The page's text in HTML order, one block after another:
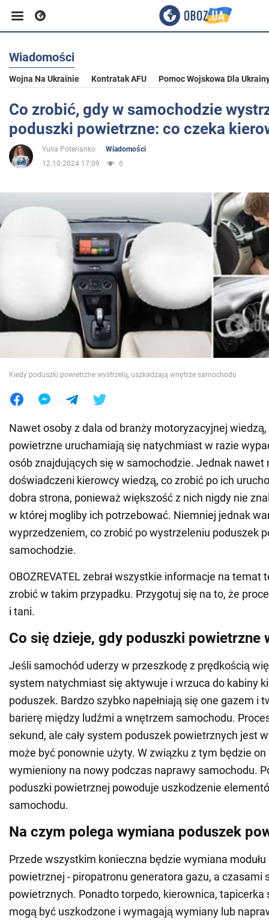
Biznes
Sport
Rozrywka
Społeczeństwo
Wojna na Ukrainie
Jedzenie
Wiadomości
Wojna Na Ukrainie Kontratak AFU Pomoc Wojskowa Dla
Co zrobić, gdy w samochodzie
poduszki powietrzne: co czeka
Yulia Poterianko
Wiadomości
12.10.2024 17:09
6
Kiedy poduszki powietrzne wystrzelą, uszkadzają wnętrze samochodu
Nawet osoby z dala od branży motoryzacyjnej
powietrzne uruchamiają się natychmiast w razie
osób znajdujących się w samochodzie. Jednak nawet
doświadczeni kierowcy wiedzą, co zrobić po ich
dobra strona, ponieważ większość z nich nigdy nie
w której mogliby ich potrzebować. Niemniej jednak
wyprzedzeniem, co zrobić po wystrzeleniu poduszek
samochodzie.
OBOZREVATEL zebrał wszystkie informacje na temat
zrobić w takim przypadku. Przygotuj się na to, że
i tani.
Co się dzieje, gdy poduszki powietrzne
Jeśli samochód uderzy w przeszkodę z prędkością
system natychmiast się aktywuje i wrzuca do kabiny
poduszek. Bardzo szybko napełniają się one gazem i
barierę między ludźmi a wnętrzem samochodu.
sekund, ale cały system poduszek powietrznych jest
może być ponownie użyty. W związku z tym będzie on
wymieniony na nowy podczas naprawy samochodu.
poduszki powietrznej powoduje uszkodzenie
samochodu.
Na czym polega wymiana poduszek
Przede wszystkim konieczna będzie wymiana
powietrznej - piropatronu generatora gazu, a czasami
powietrznych. Ponadto torpedo, kierownica, tapicerka
mogą być uszkodzone i wymagają wymiany lub